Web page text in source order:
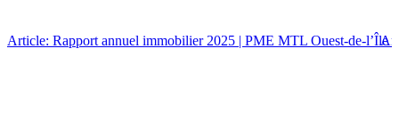
Article: Rapport annuel immobilier 2025 | PME MTL Ouest-de-l’Île